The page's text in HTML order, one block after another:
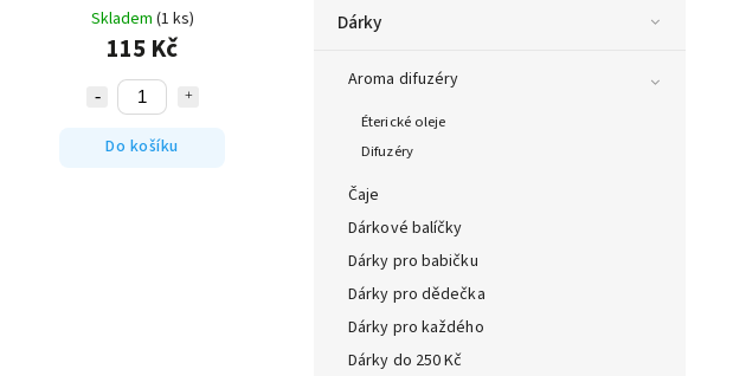
Dárky
Aroma difuzéry
Éterické oleje
Difuzéry
Čaje
Dárkové balíčky
Dárky pro babičku
Dárky pro dědečka
Dárky pro každého
Dárky do 250 Kč
Skladem (1 ks)
115 Kč
Do košíku